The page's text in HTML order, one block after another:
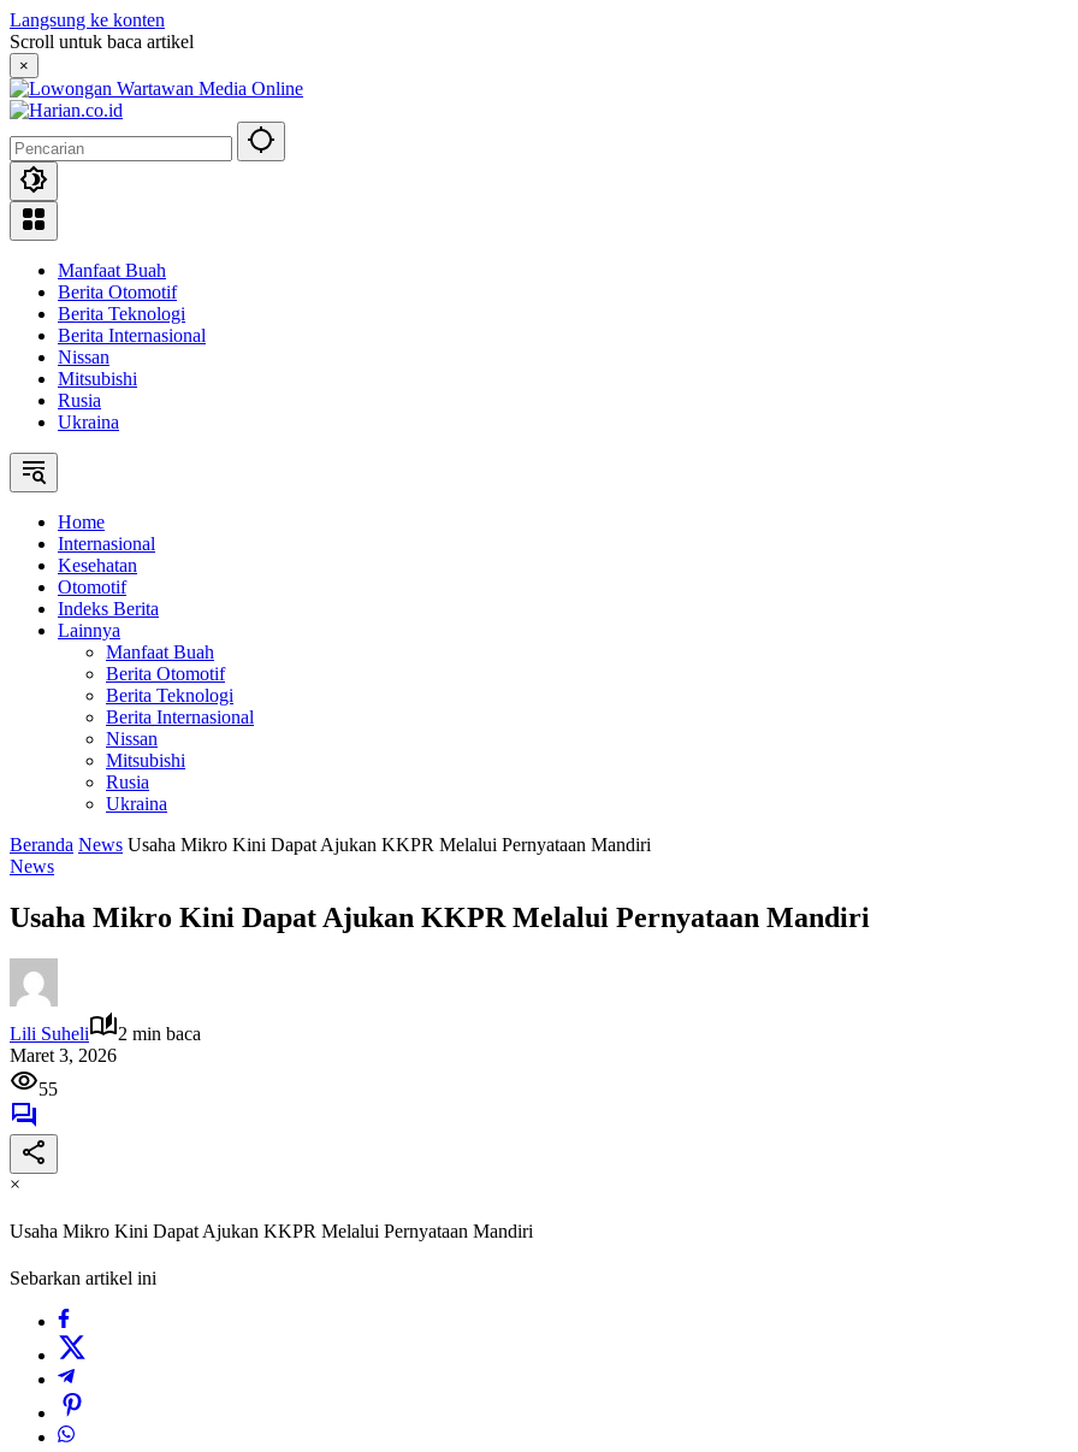
Langsung ke konten
Scroll untuk baca artikel
×
Manfaat Buah
Berita Otomotif
Berita Teknologi
Berita Internasional
Nissan
Mitsubishi
Rusia
Ukraina
Home
Internasional
Kesehatan
Otomotif
Indeks Berita
Lainnya
Manfaat Buah
Berita Otomotif
Berita Teknologi
Berita Internasional
Nissan
Mitsubishi
Rusia
Ukraina
Beranda News Usaha Mikro Kini Dapat Ajukan KKPR Melalui Pernyataan Mandiri
News
Usaha Mikro Kini Dapat Ajukan KKPR Melalui Pernyataan Mandiri
Lili Suheli
2 min baca
Maret 3, 2026
55
×
Usaha Mikro Kini Dapat Ajukan KKPR Melalui Pernyataan Mandiri
Sebarkan artikel ini